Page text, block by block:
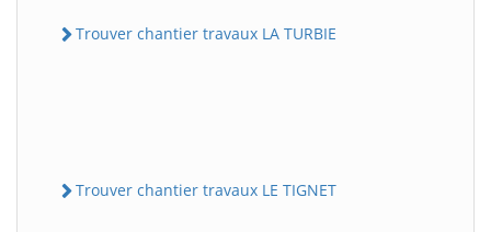
Trouver chantier travaux LA TURBIE
Trouver chantier travaux LE TIGNET